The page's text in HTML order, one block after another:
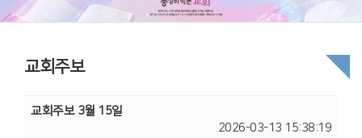
교회주보
교회주보 3월 15일
2026-03-13 15:38:19